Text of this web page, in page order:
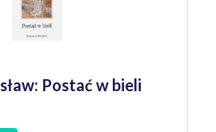
Postać w bieli